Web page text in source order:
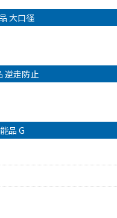
大口径
逆走防止
品 G